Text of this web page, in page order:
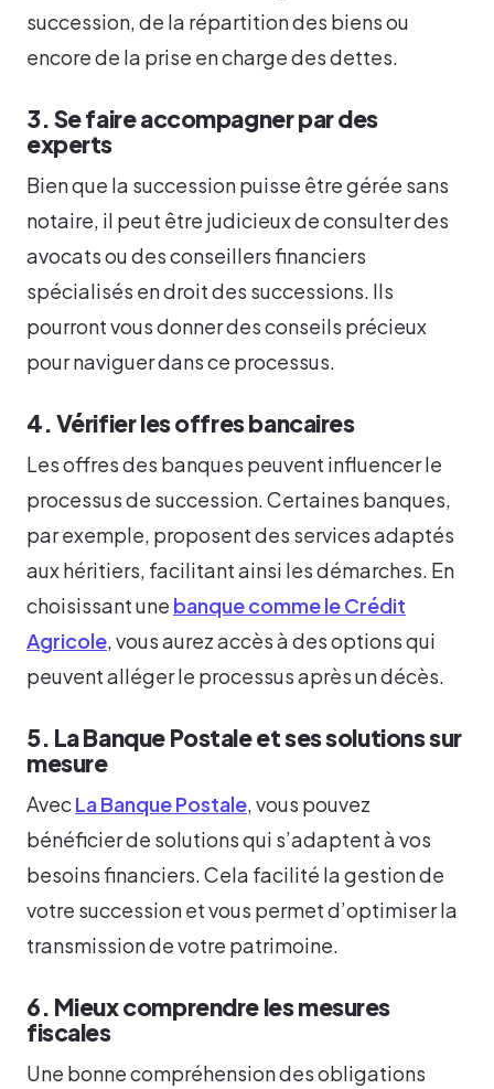
succession, de la répartition des biens ou
encore de la prise en charge des dettes.
3. Se faire accompagner par des
experts
Bien que la succession puisse être gérée sans
notaire, il peut être judicieux de consulter des
avocats ou des conseillers financiers
spécialisés en droit des successions. Ils
pourront vous donner des conseils précieux
pour naviguer dans ce processus.
4. Vérifier les offres bancaires
Les offres des banques peuvent influencer le
processus de succession. Certaines banques,
par exemple, proposent des services adaptés
aux héritiers, facilitant ainsi les démarches. En
choisissant une banque comme le Crédit
Agricole, vous aurez accès à des options qui
peuvent alléger le processus après un décès.
5. La Banque Postale et ses solutions sur
mesure
AvecLa Banque Postale, vous pouvez
bénéficier de solutions qui s’adaptent à vos
besoins financiers. Cela facilité la gestion de
votre succession et vous permet d’optimiser la
transmission de votre patrimoine.
6. Mieux comprendre les mesures
fiscales
Une bonne compréhension des obligations